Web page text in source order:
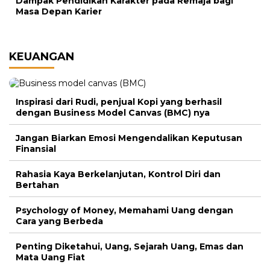
Masa Depan Karier
KEUANGAN
Inspirasi dari Rudi, penjual Kopi yang berhasil
dengan Business Model Canvas (BMC) nya
Jangan Biarkan Emosi Mengendalikan Keputusan
Finansial
Rahasia Kaya Berkelanjutan, Kontrol Diri dan
Bertahan
Psychology of Money, Memahami Uang dengan
Cara yang Berbeda
Penting Diketahui, Uang, Sejarah Uang, Emas dan
Mata Uang Fiat